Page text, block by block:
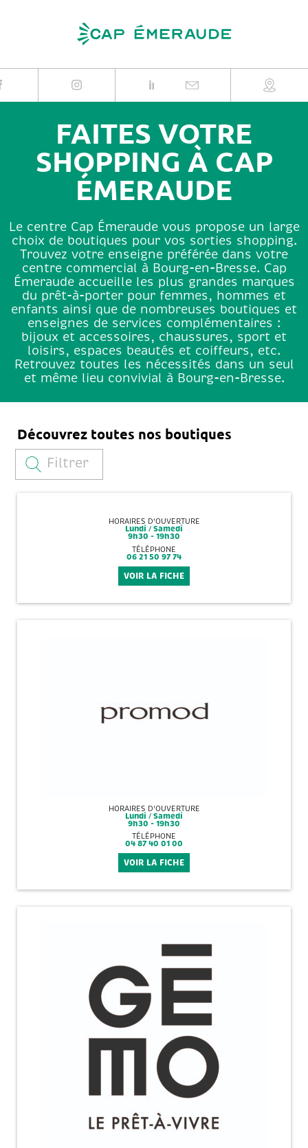
FAITES VOTRE
SHOPPING À CAP
ÉMERAUDE
Le centre Cap Émeraude vous propose un large
choix de boutiques pour vos sorties shopping.
Trouvez votre enseigne préférée dans votre
centre commercial à Bourg-en-Bresse. Cap
Émeraude accueille les plus grandes marques
du prêt-à-porter pour femmes, hommes et
enfants ainsi que de nombreuses boutiques et
enseignes de services complémentaires :
bijoux et accessoires, chaussures, sport et
loisirs, espaces beautés et coiffeurs, etc.
Retrouvez toutes les nécessités dans un seul
et même lieu convivial à Bourg-en-Bresse.
Découvrez toutes nos boutiques
Filtrer
HORAIRES D'OUVERTURE
Lundi / Samedi
9h30 - 19h30
TÉLÉPHONE
06 21 50 97 74
VOIR LA FICHE
HORAIRES D'OUVERTURE
Lundi / Samedi
9h30 - 19h30
TÉLÉPHONE
04 87 40 01 00
VOIR LA FICHE